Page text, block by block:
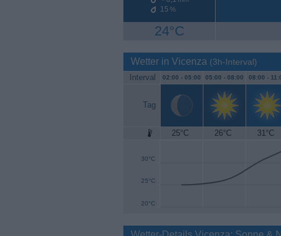
15 %
24°C
Wetter in Vicenza (3h-Interval)
Interval 02:00 - 05:00 05:00 - 08:00 08:00 -
Tag
25°C 26°C 31°C
20°C
25°C
30°C
35°C